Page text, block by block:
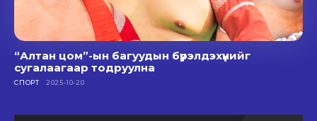
“Алтан цом”-ын багуудын бүрэлдэхүүнийг
сугалаагаар тодруулна
СПОРТ 2025-10-20